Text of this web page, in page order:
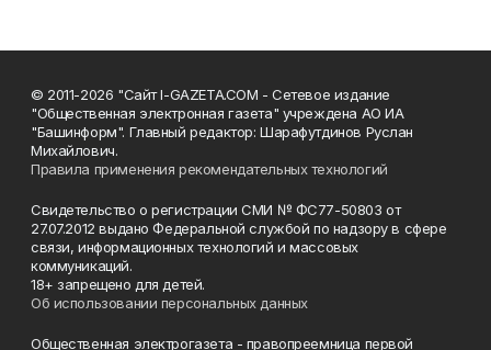
© 2011-2026 "Сайт I-GAZETA.COM - Сетевое издание
"Общественная электронная газета" учреждена АО ИА
"Башинформ". Главный редактор: Шарафутдинов Руслан
Михайлович.
Правила применения рекомендательных технологий
Свидетельство о регистрации СМИ № ФС77-50803 от
27.07.2012 выдано Федеральной службой по надзору в сфере
связи, информационных технологий и массовых
коммуникаций.
18+ запрещено для детей.
Об использовании персональных данных
Общественная электрогазета - правопреемница первой